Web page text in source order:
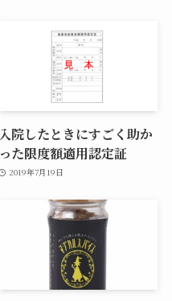
入院したときにすごく助か
った限度額適用認定証
2019年7月19日